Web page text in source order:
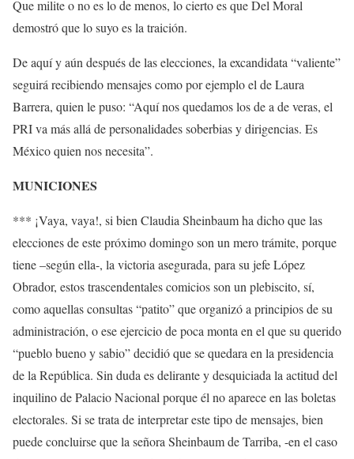
Que milite o no es lo de menos, lo cierto es que Del Moral
demostró que lo suyo es la traición.
De aquí y aún después de las elecciones, la excandidata “valiente”
seguirá recibiendo mensajes como por ejemplo el de Laura
Barrera, quien le puso: “Aquí nos quedamos los de a de veras, el
PRI va más allá de personalidades soberbias y dirigencias. Es
México quien nos necesita”.
MUNICIONES
*** ¡Vaya, vaya!, si bien Claudia Sheinbaum ha dicho que las
elecciones de este próximo domingo son un mero trámite, porque
tiene –según ella-, la victoria asegurada, para su jefe López
Obrador, estos trascendentales comicios son un plebiscito, sí,
como aquellas consultas “patito” que organizó a principios de su
administración, o ese ejercicio de poca monta en el que su querido
“pueblo bueno y sabio” decidió que se quedara en la presidencia
de la República. Sin duda es delirante y desquiciada la actitud del
inquilino de Palacio Nacional porque él no aparece en las boletas
electorales. Si se trata de interpretar este tipo de mensajes, bien
puede concluirse que la señora Sheinbaum de Tarriba, -en el caso